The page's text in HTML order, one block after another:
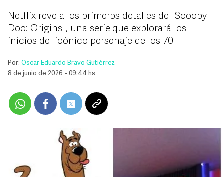
Netflix revela los primeros detalles de "Scooby-
Doo: Origins", una serie que explorará los
inicios del icónico personaje de los 70
Por: Oscar Eduardo Bravo Gutiérrez
8 de junio de 2026 - 09:44 hs